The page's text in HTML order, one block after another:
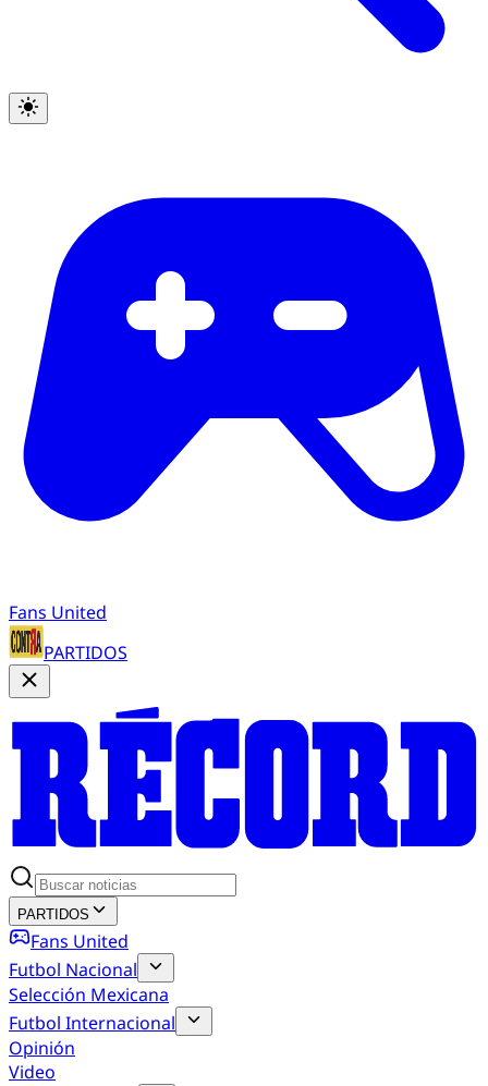
Fans United
PARTIDOS
PARTIDOS
Fans United
Futbol Nacional
Selección Mexicana
Futbol Internacional
Opinión
Video